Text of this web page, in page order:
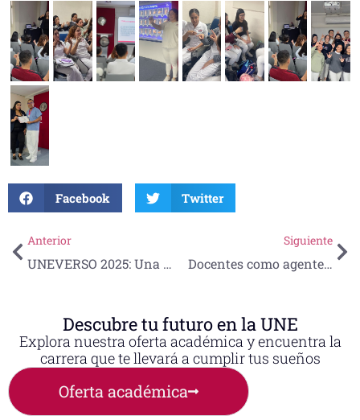
Facebook Twitter
Anterior
UNEVERSO 2025: Una experiencia inolvidable para descubrir el futuro universitario
Siguiente
Docentes como agentes de cambio: inspiración, liderazgo y compromiso con la inclusión educativa
Descubre tu futuro en la UNE
Explora nuestra oferta académica y encuentra la
carrera que te llevará a cumplir tus sueños
Oferta académica